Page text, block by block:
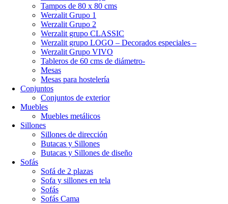
Tampos de 80 x 80 cms
Werzalit Grupo 1
Werzalit Grupo 2
Werzalit grupo CLASSIC
Werzalit grupo LOGO – Decorados especiales –
Werzalit Grupo VIVO
Tableros de 60 cms de diámetro-
Mesas
Mesas para hostelería
Conjuntos
Conjuntos de exterior
Muebles
Muebles metálicos
Sillones
Sillones de dirección
Butacas y Sillones
Butacas y Sillones de diseño
Sofás
Sofá de 2 plazas
Sofa y sillones en tela
Sofás
Sofás Cama